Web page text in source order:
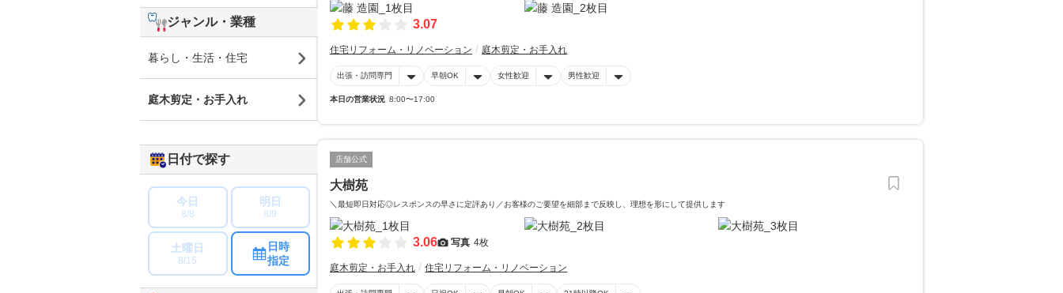
3.07
住宅リフォーム・リノベーション 庭木剪定・お手入れ
出張・訪問専門 早朝OK 女性歓迎 男性歓迎
本日の営業状況 8:00〜17:00
店舗公式
大樹苑
＼最短即日対応◎レスポンスの早さに定評あり／お客様のご要望を細部まで反映し、理想を形にして提供します
3.06 写真 4枚
庭木剪定・お手入れ 住宅リフォーム・リノベーション
ジャンル・業種
暮らし・生活・住宅
庭木剪定・お手入れ
日付で探す
今日
8/8
明日
8/9
土曜日
8/15
日時
指定